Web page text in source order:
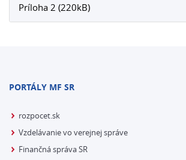
Príloha 2 (220kB)
PORTÁLY MF SR
rozpocet.sk
Vzdelávanie vo verejnej správe
Finančná správa SR